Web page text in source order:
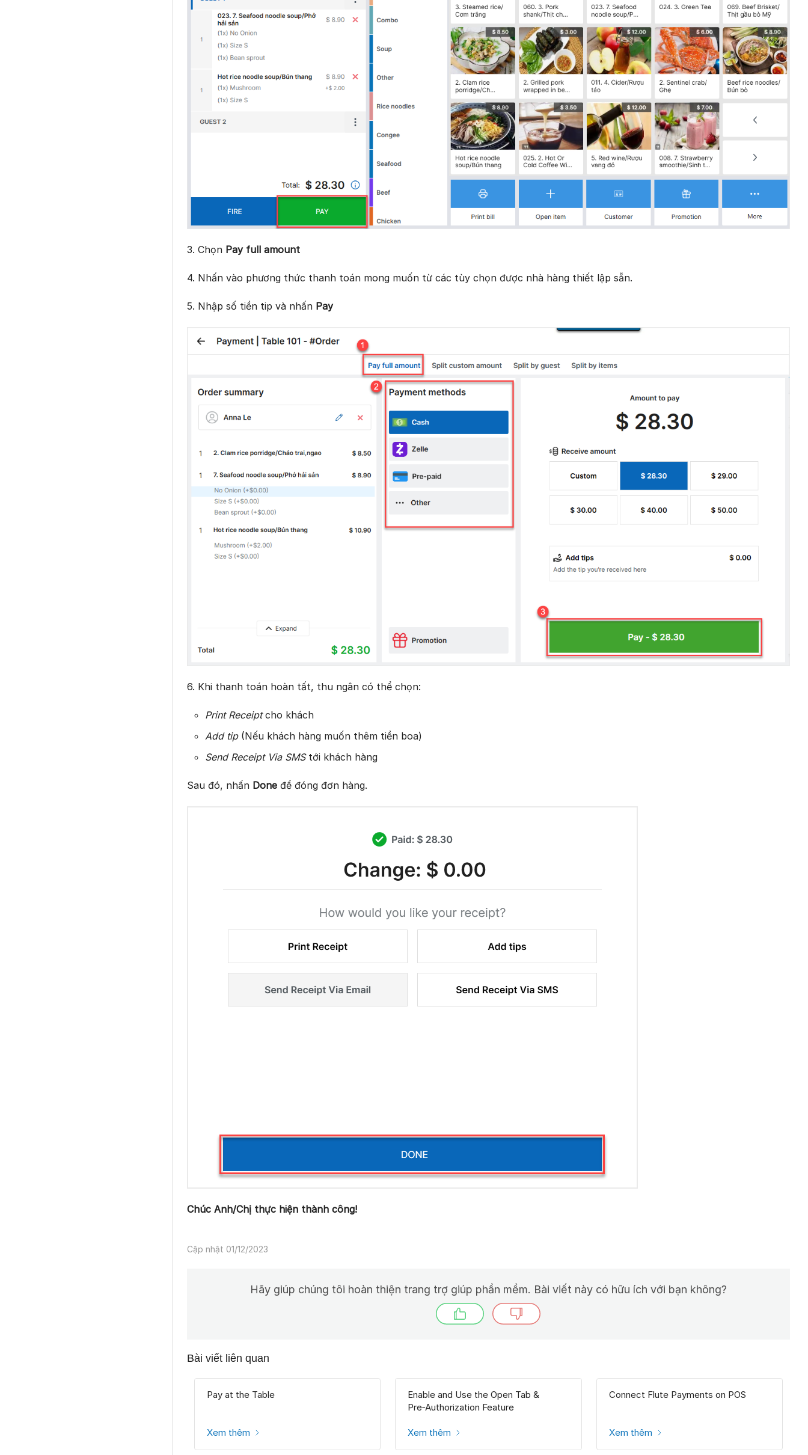
3. Chọn Pay full amount
4. Nhấn vào phương thức thanh toán mong muốn từ các tùy chọn được nhà hàng thiết lập sẵn.
5. Nhập số tiền tip và nhấnPay
6. Khi thanh toán hoàn tất, thu ngân có thể chọn:
Print Receiptcho khách
Add tip(Nếu khách hàng muốn thêm tiền boa)
Send Receipt Via SMStới khách hàng
Sau đó, nhấnDoneđể đóng đơn hàng.
Chúc Anh/Chị thực hiện thành công!
Cập nhật 01/12/2023
Hãy giúp chúng tôi hoàn thiện trang trợ giúp phần mềm. Bài viết này có hữu ích với bạn không?
Bài viết liên quan
Pay at the Table
Xem thêm
Enable and Use the Open Tab &
Pre‑Authorization Feature
Xem thêm
Connect Flute Payments on POS
Xem thêm